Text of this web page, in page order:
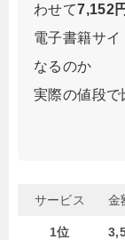
わせて7,152円
電子書籍サ
なるのか
実際の値段で
サービス 金
1位